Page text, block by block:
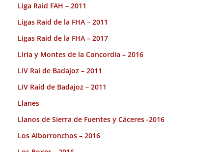
Liga Raid FAH – 2011
Ligas Raid de la FHA – 2011
Ligas Raid de la FHA – 2017
Liria y Montes de la Concordia – 2016
LIV Rai de Badajoz – 2011
LIV Raid de Badajoz – 2011
Llanes
Llanos de Sierra de Fuentes y Cáceres -2016
Los Alborronchos – 2016